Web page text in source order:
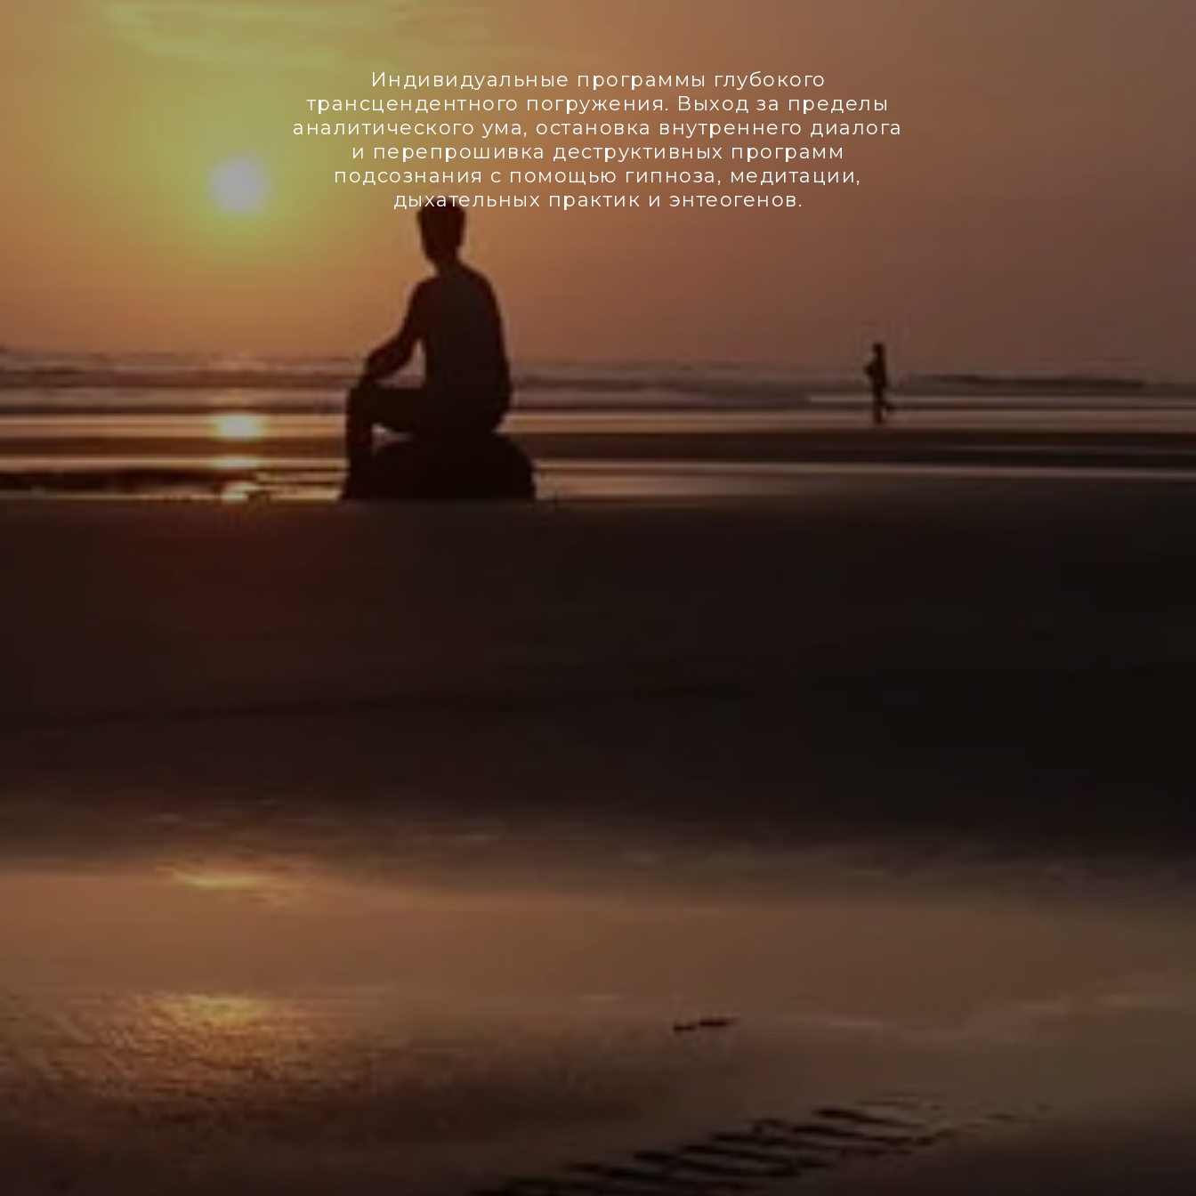
Индивидуальные программы глубокого
трансцендентного погружения. Выход за пределы
аналитического ума, остановка внутреннего диалога
и перепрошивка деструктивных программ
подсознания с помощью гипноза, медитации,
дыхательных практик и энтеогенов.